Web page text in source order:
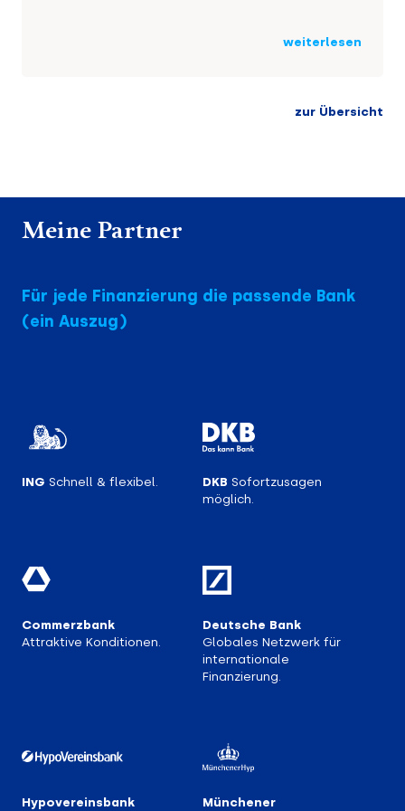
weiterlesen
zur Übersicht
Meine Partner
Für jede Finanzierung die passende Bank
(ein Auszug)
ING Schnell & flexibel. DKB Sofortzusagen
möglich.
Commerzbank
Attraktive Konditionen.
Deutsche Bank
Globales Netzwerk für
internationale
Finanzierung.
Hypovereinsbank
Münchener